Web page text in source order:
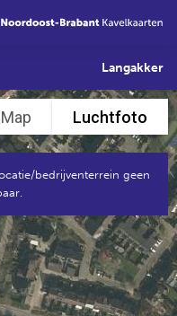
Map Luchtfoto
bedrijventerrein geen
Langakker